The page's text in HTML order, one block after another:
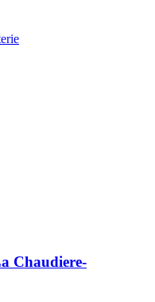
Chaudiere-